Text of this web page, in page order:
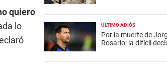
quiero
lo
ÚLTIMO ADIÓS
Por la muerte de
Rosario: la difícil